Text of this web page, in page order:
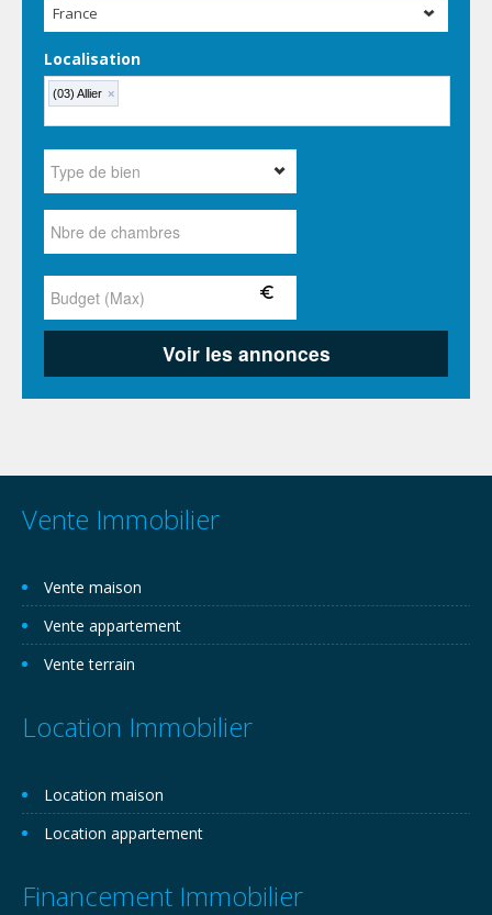
France
Localisation
(03) Allier ×
Vente Immobilier
Vente maison
Vente appartement
Vente terrain
Location Immobilier
Location maison
Location appartement
Financement Immobilier